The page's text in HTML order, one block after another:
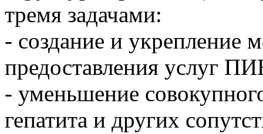
тремя задачами:
- создание и укрепление
предоставления услуг
- уменьшение
гепатита и других